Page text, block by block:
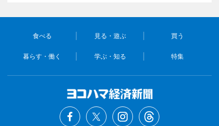
食べる 見る・遊ぶ 買う
暮らす・働く 学ぶ・知る 特集